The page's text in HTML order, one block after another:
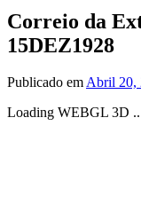
Correio da
15DEZ1928
Publicado emAbril 20,
Loading WEBGL 3D